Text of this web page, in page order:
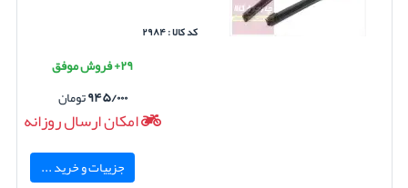
کد کالا : ۲۹۸۴
۲۹+ فروش موفق
۹۴۵/۰۰۰تومان
امکان ارسال روزانه
جزییات و خرید ...